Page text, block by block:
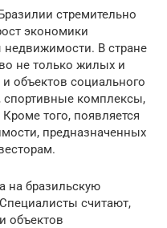
стремительно
экономики
недвижимости. В стране
не только жилых и
объектов социального
спортивные комплексы,
того, появляется
предназначенных
на бразильскую
считают,
объектов